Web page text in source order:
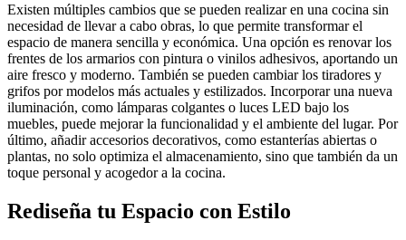
Existen múltiples cambios que se pueden realizar en una cocina sin
necesidad de llevar a cabo obras, lo que permite transformar el
espacio de manera sencilla y económica. Una opción es renovar los
frentes de los armarios con pintura o vinilos adhesivos, aportando un
aire fresco y moderno. También se pueden cambiar los tiradores y
grifos por modelos más actuales y estilizados. Incorporar una nueva
iluminación, como lámparas colgantes o luces LED bajo los
muebles, puede mejorar la funcionalidad y el ambiente del lugar. Por
último, añadir accesorios decorativos, como estanterías abiertas o
plantas, no solo optimiza el almacenamiento, sino que también da un
toque personal y acogedor a la cocina.
Rediseña tu Espacio con Estilo